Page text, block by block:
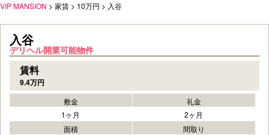
VIP MANSION > 家賃 > 10万円 > 入谷
入谷
デリヘル開業可能物件
賃料
9.4万円
敷金
1ヶ月
礼金
2ヶ月
面積
間取り